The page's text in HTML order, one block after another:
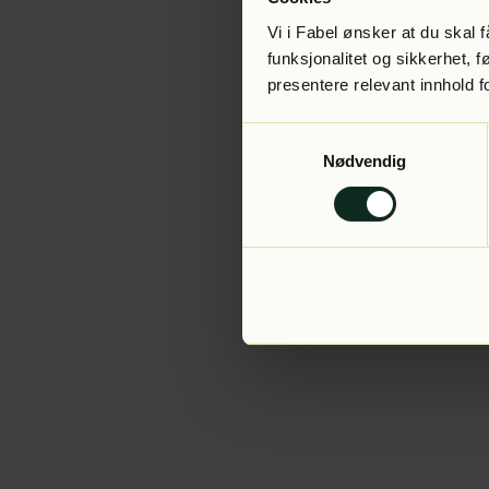
Vi i Fabel ønsker at du skal
funksjonalitet og sikkerhet,
presentere relevant innhold
Nødvendig
Application